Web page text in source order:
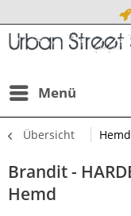
Menü
Übersicht
Brandit -
Hemd